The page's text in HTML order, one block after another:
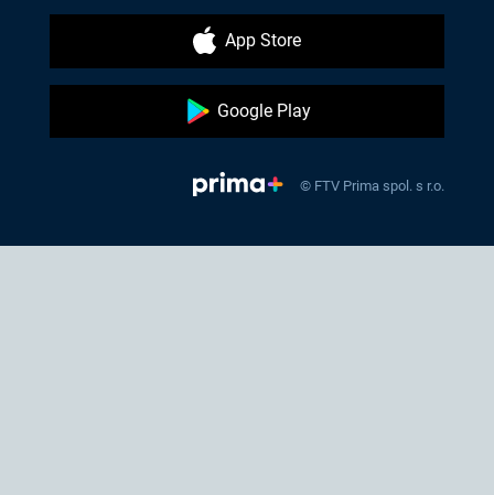
App Store
Google Play
© FTV Prima spol. s r.o.